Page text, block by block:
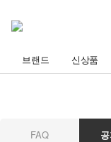
브랜드 신상품
FAQ